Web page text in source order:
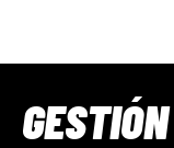
GESTIÓN